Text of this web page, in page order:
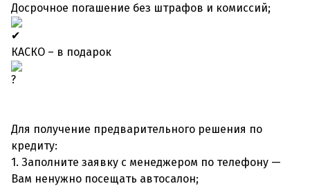
Досрочное погашение без штрафов и комиссий;
КАСКО – в подарок
Для получение предварительного решения по
кредиту:
1. Заполните заявку с менеджером по телефону —
Вам ненужно посещать автосалон;